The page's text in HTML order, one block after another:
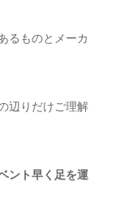
るものとメーカ
辺りだけご理解
ント早く足を運